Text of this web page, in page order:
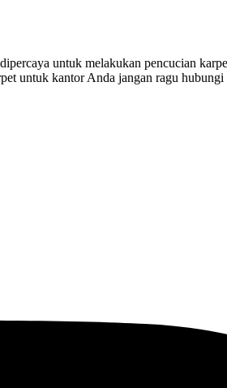
untuk melakukan pencucian
untuk kantor Anda jangan ragu